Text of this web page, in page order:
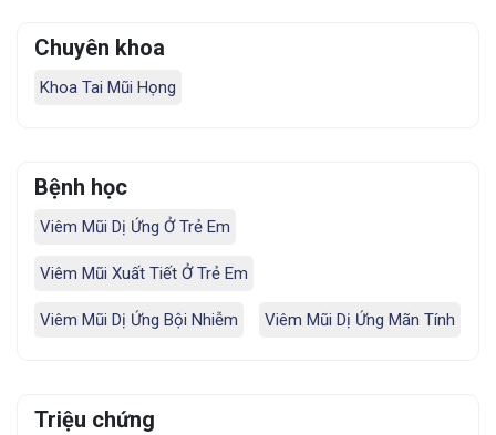
Chuyên khoa
Khoa Tai Mũi Họng
Bệnh học
Viêm Mũi Dị Ứng Ở Trẻ Em
Viêm Mũi Xuất Tiết Ở Trẻ Em
Viêm Mũi Dị Ứng Bội Nhiễm Viêm Mũi Dị Ứng Mãn Tính
Triệu chứng